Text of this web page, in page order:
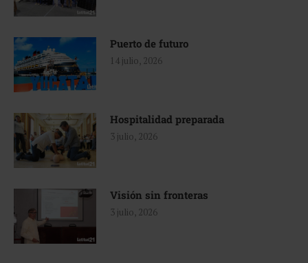
Puerto de futuro
14 julio, 2026
Hospitalidad preparada
3 julio, 2026
Visión sin fronteras
3 julio, 2026